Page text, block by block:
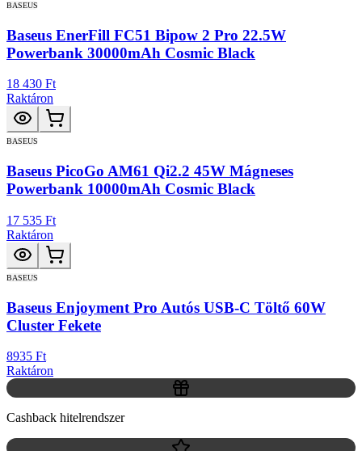
BASEUS
Baseus EnerFill FC51 Bipow 2 Pro 22.5W
Powerbank 30000mAh Cosmic Black
18 430 Ft
Raktáron
BASEUS
Baseus PicoGo AM61 Qi2.2 45W Mágneses
Powerbank 10000mAh Cosmic Black
17 535 Ft
Raktáron
BASEUS
Baseus Enjoyment Pro Autós USB-C Töltő 60W
Cluster Fekete
8935 Ft
Raktáron
Cashback hitelrendszer